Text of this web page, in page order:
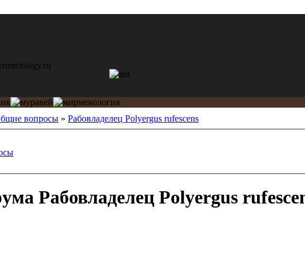
вопросы » Рабовладелец Polyergus rufescens
Рабовладелец Polyergus